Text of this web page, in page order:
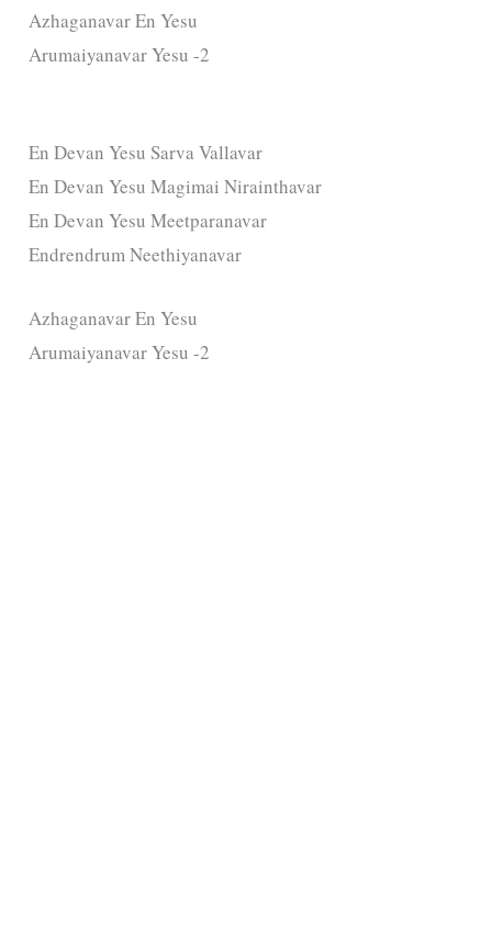
Azhaganavar En Yesu
Arumaiyanavar Yesu -2
En Devan Yesu Sarva Vallavar
En Devan Yesu Magimai Nirainthavar
En Devan Yesu Meetparanavar
Endrendrum Neethiyanavar
Azhaganavar En Yesu
Arumaiyanavar Yesu -2